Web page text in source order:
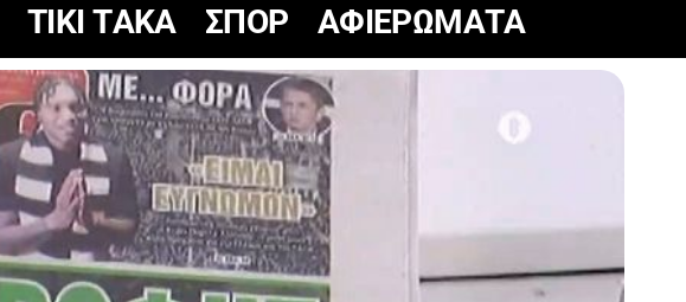
TIKΙ TΑΚΑ ΣΠΟΡ ΑΦΙΕΡΩΜΑΤΑ